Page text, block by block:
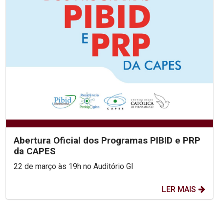
Abertura Oficial dos Programas PIBID e PRP
da CAPES
22 de março às 19h no Auditório GI
LER MAIS